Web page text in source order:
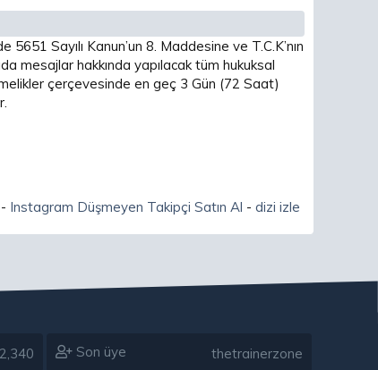
Sayılı Kanun’un 8. Maddesine ve T.C.K’nın
mesajlar hakkında yapılacak tüm hukuksal
çerçevesinde en geç 3 Gün (72 Saat)
- Instagram Düşmeyen Takipçi Satın Al - dizi izle
2,340 Son üye thetrainerzone